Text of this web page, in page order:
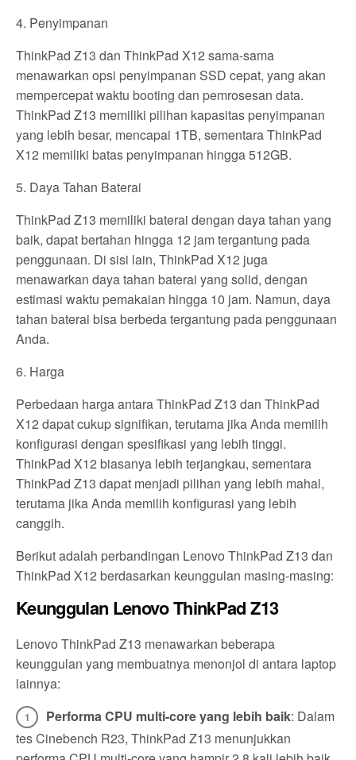
4. Penyimpanan
ThinkPad Z13 dan ThinkPad X12 sama-sama
menawarkan opsi penyimpanan SSD cepat, yang akan
mempercepat waktu booting dan pemrosesan data.
ThinkPad Z13 memiliki pilihan kapasitas penyimpanan
yang lebih besar, mencapai 1TB, sementara ThinkPad
X12 memiliki batas penyimpanan hingga 512GB.
5. Daya Tahan Baterai
ThinkPad Z13 memiliki baterai dengan daya tahan yang
baik, dapat bertahan hingga 12 jam tergantung pada
penggunaan. Di sisi lain, ThinkPad X12 juga
menawarkan daya tahan baterai yang solid, dengan
estimasi waktu pemakaian hingga 10 jam. Namun, daya
tahan baterai bisa berbeda tergantung pada penggunaan
Anda.
6. Harga
Perbedaan harga antara ThinkPad Z13 dan ThinkPad
X12 dapat cukup signifikan, terutama jika Anda memilih
konfigurasi dengan spesifikasi yang lebih tinggi.
ThinkPad X12 biasanya lebih terjangkau, sementara
ThinkPad Z13 dapat menjadi pilihan yang lebih mahal,
terutama jika Anda memilih konfigurasi yang lebih
canggih.
Berikut adalah perbandingan Lenovo ThinkPad Z13 dan
ThinkPad X12 berdasarkan keunggulan masing-masing:
Keunggulan Lenovo ThinkPad Z13
Lenovo ThinkPad Z13 menawarkan beberapa
keunggulan yang membuatnya menonjol di antara laptop
lainnya:
Performa CPU multi-core yang lebih baik: Dalam
tes Cinebench R23, ThinkPad Z13 menunjukkan